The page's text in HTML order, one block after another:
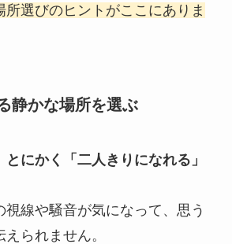
所選びのヒントがここにありま
静かな場所を選ぶ
とにかく「二人きりになれる」
視線や騒音が気になって、思う
られません。